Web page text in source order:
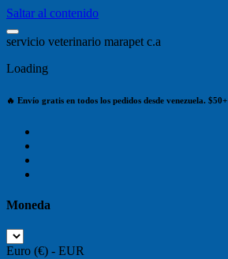
Saltar al contenido
servicio veterinario marapet c.a
Loading
🔥 Envío gratis en todos los pedidos desde venezuela. $50+
Moneda
Euro (€) - EUR